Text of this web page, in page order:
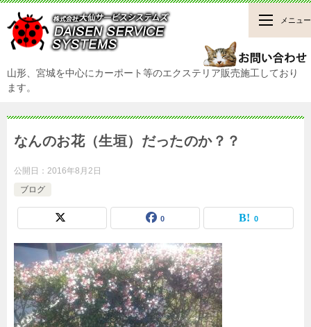
山形、宮城を中心にカーポート等のエクステリア販売施工しており
ます。
メニュー
なんのお花（生垣）だったのか？？
公開日： 2016年8月2日
ブログ
0 0